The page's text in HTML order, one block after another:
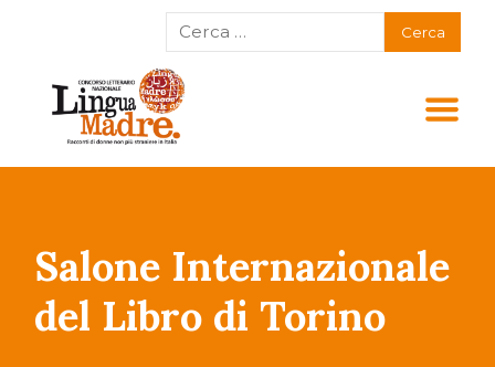
Salone Internazionale
del Libro di Torino